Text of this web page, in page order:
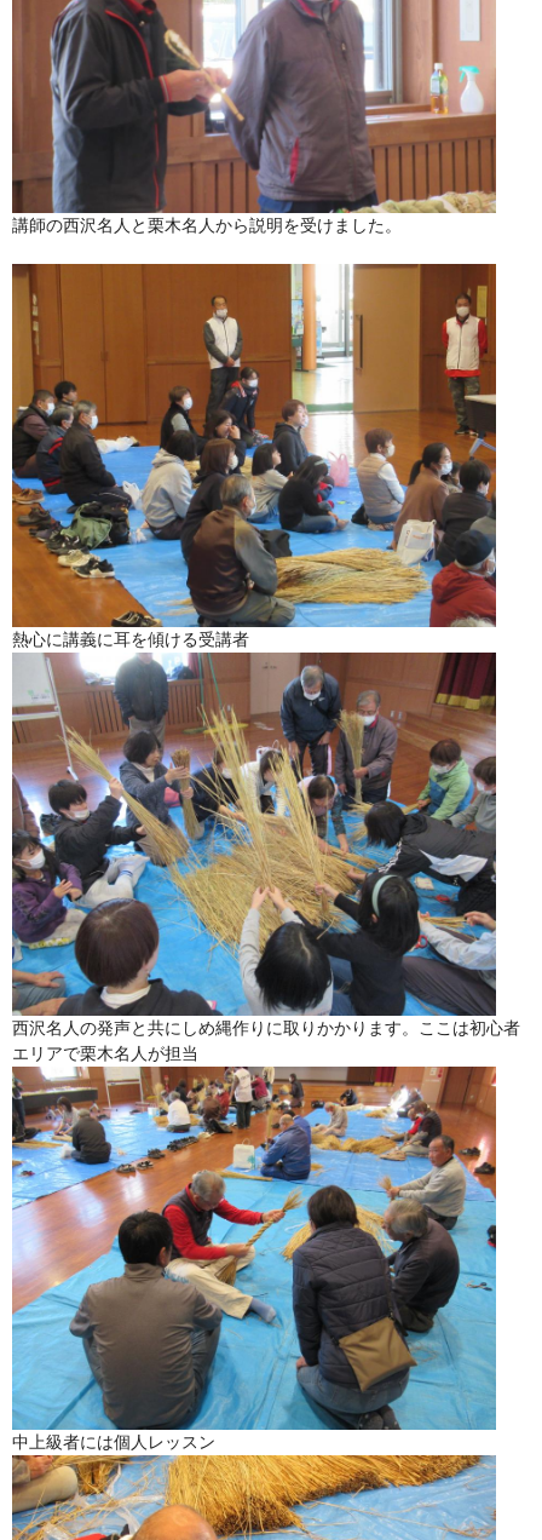
講師の西沢名人と栗木名人から説明を受けました。
熱心に講義に耳を傾ける受講者
西沢名人の発声と共にしめ縄作りに取りかかります。ここは初心者
エリアで栗木名人が担当
中上級者には個人レッスン